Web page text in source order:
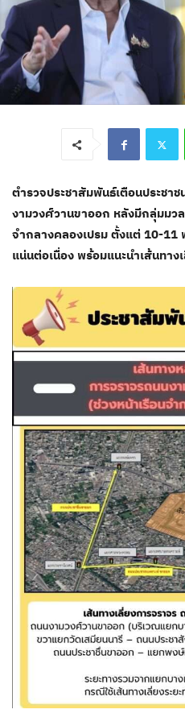
ตำรวจประชาสัมพันธ์เตือนประชา
งามวงศ์วานขาออก หลังมีกลุ่มมว
จำกลางคลองเปรม ตั้งแต่ 10-
แน่นต่อเนื่อง พร้อมแนะนำเส้นทา